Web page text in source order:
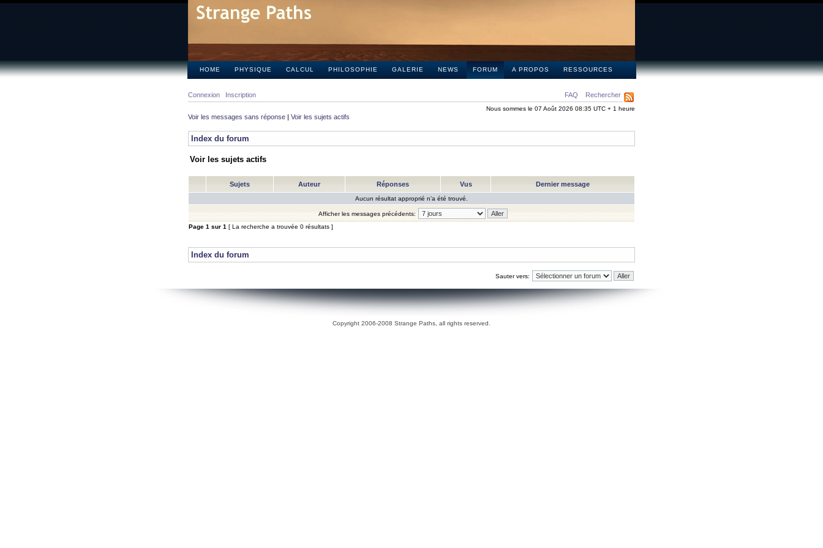
HOME PHYSIQUE CALCUL PHILOSOPHIE GALERIE NEWS FORUM A PROPOS RESSOURCES
FAQ Rechercher
Connexion Inscription
Nous sommes le 07 Août 2026 08:35 UTC + 1 heure
Voir les messages sans réponse | Voir les sujets actifs
Index du forum
Voir les sujets actifs
Sujets Auteur Réponses Vus Dernier message
Aucun résultat approprié n’a été trouvé.
Afficher les messages précédents:
Page 1 sur 1 [ La recherche a trouvée 0 résultats ]
Index du forum
Sauter vers:
Copyright 2006-2008 Strange Paths, all rights reserved.